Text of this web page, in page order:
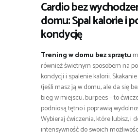
Cardio bez
domu: Spal kalorie i
kondycję
Trening w domu bez sprzętu
również świetnym sposobem na
kondycji i spalenie kalorii.
(jeśli masz ją w domu, ale da się
bieg w miejscu, burpees – to
podniosą tętno i poprawią
Wybieraj ćwiczenia, które lubisz, i
intensywność do swoich